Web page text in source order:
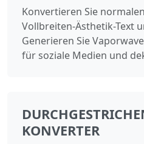
Konvertieren Sie
Vollbreiten-Ästhetik-Text
Generieren Sie
für soziale Medien und
KONVERTER